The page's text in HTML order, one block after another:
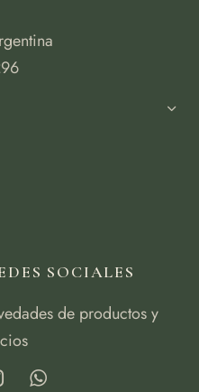
SOCIALES
de productos y